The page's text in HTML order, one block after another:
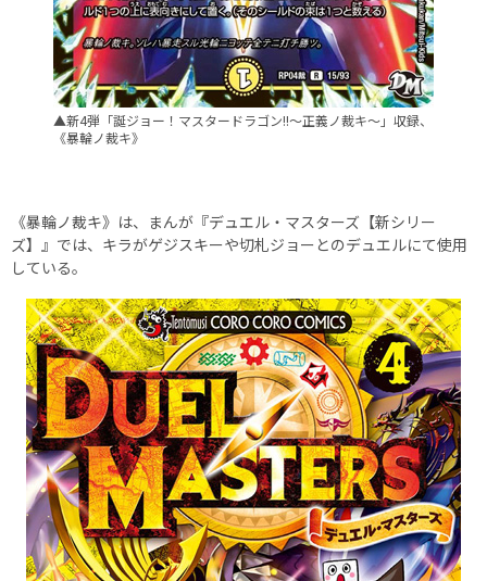
▲新4弾「誕ジョー！マスタードラゴン!!〜正義ノ裁キ〜」収録、
《暴輪ノ裁キ》
《暴輪ノ裁キ》は、まんが『デュエル・マスターズ【新シリー
ズ】』では、キラがゲジスキーや切札ジョーとのデュエルにて使用
している。